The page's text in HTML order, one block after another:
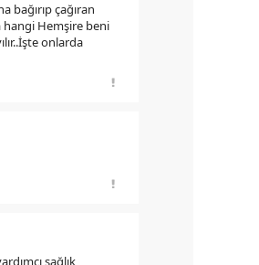
bağırıp çağıran
hangi Hemşire beni
onlarda
sağlık